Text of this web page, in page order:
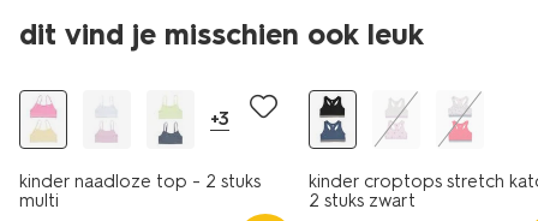
dit vind je misschien ook leuk
2 stuks
+3
kinder naadloze top - 2 stuks
multi
laag geprijsd
kinder croptops stretch
2 stuks zwart